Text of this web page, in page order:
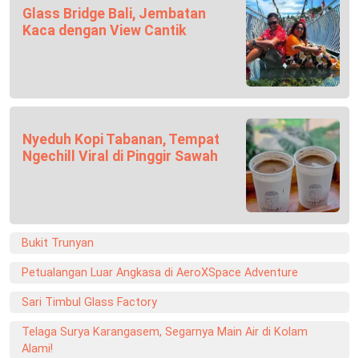
Glass Bridge Bali, Jembatan
Kaca dengan View Cantik
Nyeduh Kopi Tabanan, Tempat
Ngechill Viral di Pinggir Sawah
Bukit Trunyan
Petualangan Luar Angkasa di AeroXSpace Adventure
Sari Timbul Glass Factory
Telaga Surya Karangasem, Segarnya Main Air di Kolam
Alami!